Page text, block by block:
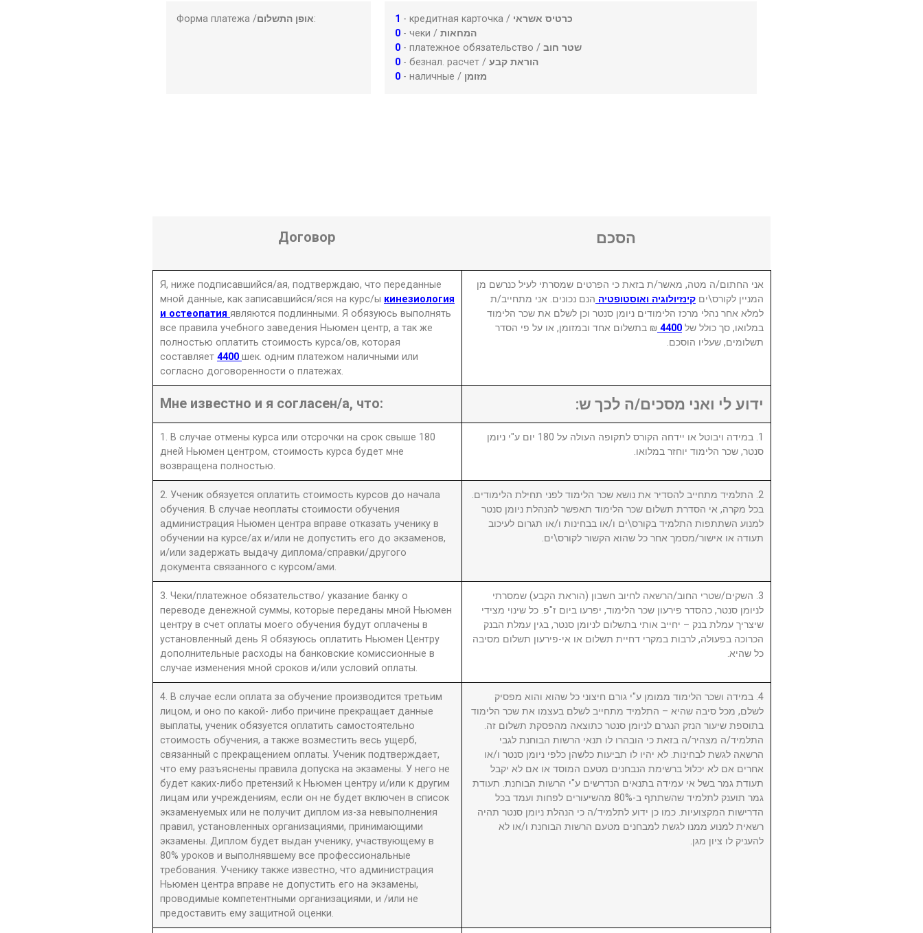
Форма платежа /אופן התשלום: 1 - кредитная карточка / כרטיס אשראי
0- чеки / המחאות
0- платежное обязательство / שטר חוב
0- безнал. расчет / הוראת קבע
0- наличные / מזומן
Договор הסכם
Я, ниже подписавшийся/ая, подтверждаю, что переданные
мной данные, как записавшийся/яся на курс/ы кинезиология
и остеопатия являются подлинными. Я обязуюсь выполнять
все правила учебного заведения Ньюмен центр, а так же
полностью оплатить стоимость курса/ов, которая
составляет 4400 шек. одним платежом наличными или
согласно договоренности о платежах.
אני החתום/ה מטה, מאשר/ת בזאת כי הפרטים שמסרתי לעיל כנרשם מן
המניין לקורס\יםקינזיולוגיה ואוסטופטיה הנם נכונים. אני מתחייב/ת
למלא אחר נהלי מרכז הלימודים ניומן סנטר וכן לשלם את שכר הלימוד
במלואו, סך כולל של4400 ₪ בתשלום אחד ובמזומן, או על פי הסדר
תשלומים, שעליו הוסכם.
Мне известно и я согласен/а, что: ידוע לי ואני מסכים/ה לכך ש:
1. В случае отмены курса или отсрочки на срок свыше 180
дней Ньюмен центром, стоимость курса будет мне
возвращена полностью.
1. במידה ויבוטל או יידחה הקורס לתקופה העולה על 180 יום ע"י ניומן
סנטר, שכר הלימוד יוחזר במלואו.
2. Ученик обязуется оплатить стоимость курсов до начала
обучения. В случае неоплаты стоимости обучения
администрация Ньюмен центра вправе отказать ученику в
обучении на курсе/ах и/или не допустить его до экзаменов,
и/или задержать выдачу диплома/справки/другого
документа связанного с курсом/ами.
2. התלמיד מתחייב להסדיר את נושא שכר הלימוד לפני תחילת הלימודים.
בכל מקרה, אי הסדרת תשלום שכר הלימוד תאפשר להנהלת ניומן סנטר
למנוע השתתפות התלמיד בקורס\ים ו/או בבחינות ו/או תגרום לעיכוב
תעודה או אישור/מסמך אחר כל שהוא הקשור לקורס\ים.
3. Чеки/платежное обязательство/ указание банку о
переводе денежной суммы, которые переданы мной Ньюмен
центру в счет оплаты моего обучения будут оплачены в
установленный день Я обязуюсь оплатить Ньюмен Центру
дополнительные расходы на банковские комиссионные в
случае изменения мной сроков и/или условий оплаты.
3. השקים/שטרי החוב/הרשאה לחיוב חשבון (הוראת הקבע) שמסרתי
לניומן סנטר, כהסדר פירעון שכר הלימוד, יפרעו ביום ז"פ. כל שינוי מצידי
שיצריך עמלת בנק – יחייב אותי בתשלום לניומן סנטר, בגין עמלת הבנק
הכרוכה בפעולה, לרבות במקרי דחיית תשלום או אי-פירעון תשלום מסיבה
כל שהיא.
4. В случае если оплата за обучение производится третьим
лицом, и оно по какой- либо причине прекращает данные
выплаты, ученик обязуется оплатить самостоятельно
стоимость обучения, а также возместить весь ущерб,
связанный с прекращением оплаты. Ученик подтверждает,
что ему разъяснены правила допуска на экзамены. У него не
будет каких-либо претензий к Ньюмен центру и/или к другим
лицам или учреждениям, если он не будет включен в список
экзаменуемых или не получит диплом из-за невыполнения
правил, установленных организациями, принимающими
экзамены. Диплом будет выдан ученику, участвующему в
80% уроков и выполнявшему все профессиональные
требования. Ученику также известно, что администрация
Ньюмен центра вправе не допустить его на экзамены,
проводимые компетентными организациями, и /или не
предоставить ему защитной оценки.
4. במידה ושכר הלימוד ממומן ע"י גורם חיצוני כל שהוא והוא מפסיק
לשלם, מכל סיבה שהיא – התלמיד מתחייב לשלם בעצמו את שכר הלימוד
בתוספת שיעור הנזק הנגרם לניומן סנטר כתוצאה מהפסקת תשלום זה.
התלמיד/ה מצהיר/ה בזאת כי הובהרו לו תנאי הרשות הבוחנת לגבי
הרשאה לגשת לבחינות. לא יהיו לו תביעות כלשהן כלפי ניומן סנטר ו/או
אחרים אם לא יכלול ברשימת הנבחנים מטעם המוסד או אם לא יקבל
תעודת גמר בשל אי עמידה בתנאים הנדרשים ע"י הרשות הבוחנת. תעודת
גמר תוענק לתלמיד שהשתתף ב-80% מהשיעורים לפחות ועמד בכל
הדרישות המקצועיות. כמו כן ידוע לתלמיד/ה כי הנהלת ניומן סנטר תהיה
רשאית למנוע ממנו לגשת למבחנים מטעם הרשות הבוחנת ו/או לא
להעניק לו ציון מגן.